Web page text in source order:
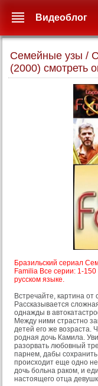
Семейные узы /
(2000) смотреть
Бразильский сериал
Familia Все серии: 1-
русском языке.
Встречайте, картина от
Рассказывается
однажды в
Между ними страстно
детей его же возраста.
родная дочь Камила.
разорвать любовный
парнем, дабы
происходит еще одно
дочь больна раком, и
настоящего отца
Видеоблог